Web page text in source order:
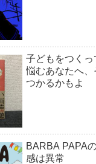
子どもをつく
悩むあなたへ、
つかるかもよ
BARBA PAPA
感は異常